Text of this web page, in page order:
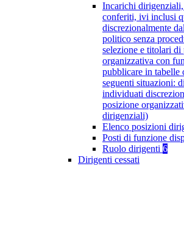
Incarichi
conferiti, ivi inclusi
discrezionalmente
politico senza
selezione e titolari di
organizzativa con
pubblicare in tabelle
seguenti situazioni:
individuati
posizione
dirigenziali)
Elenco posizioni
Posti di funzione
Ruolo dirigenti 6
Dirigenti cessati